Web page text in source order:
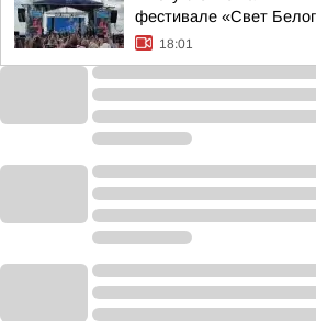
фестивале «Свет
18:01